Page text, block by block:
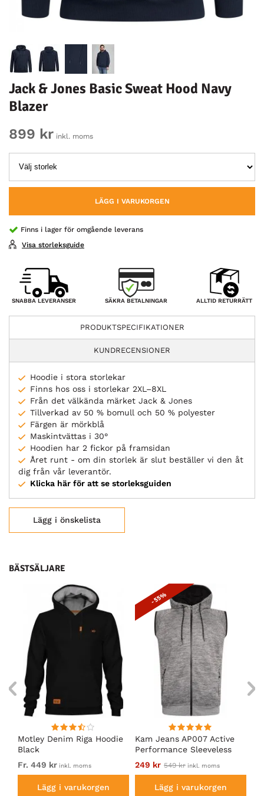
Jack & Jones Basic Sweat Hood Navy
Blazer
899 kr inkl. moms
LÄGG I VARUKORGEN
Finns i lager för omgående leverans
Visa storleksguide
SNABBA LEVERANSER SÄKRA BETALNINGAR ALLTID RETURRÄTT
PRODUKTSPECIFIKATIONER
KUNDRECENSIONER
Hoodie i stora storlekar
Finns hos oss i storlekar 2XL–8XL
Från det välkända märket Jack & Jones
Tillverkad av 50 % bomull och 50 % polyester
Färgen är mörkblå
Maskintvättas i 30°
Hoodien har 2 fickor på framsidan
Året runt - om din storlek är slut beställer vi den åt
dig från vår leverantör.
Klicka här för att se storleksguiden
Lägg i önskelista
BÄSTSÄLJARE
Motley Denim Riga Hoodie
Black
Fr. 449 kr inkl. moms
Lägg i varukorgen
Kam Jeans AP007 Active
Performance Sleeveless
Hoodie Grey
- 55%
249 kr 549 kr inkl. moms
Lägg i varukorgen